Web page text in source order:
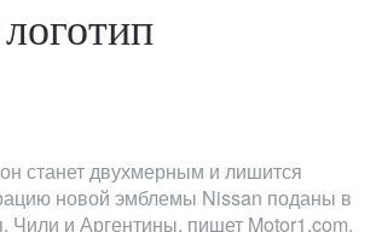
станет двухмерным и лишится
новой эмблемы Nissan поданы в
Чили и Аргентины, пишет Motor1.com.